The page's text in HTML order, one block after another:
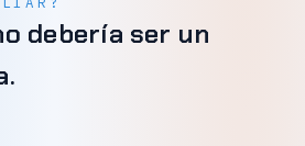
debería ser un